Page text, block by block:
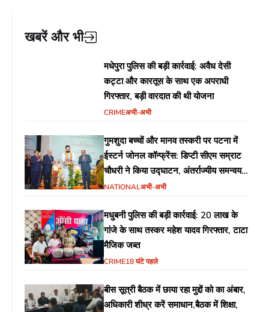
खबरें और भी
मधेपुरा पुलिस की बड़ी कार्रवाई: अवैध देसी
कट्टा और कारतूस के साथ एक अपराधी
गिरफ्तार, बड़ी वारदात की थी योजना
CRIMEअभी-अभी
गुमशुदा बच्चों और मानव तस्करी पर पटना में
ईस्टर्न जोनल कॉन्फ्रेंस: डिप्टी सीएम सम्राट
चौधरी ने किया उद्घाटन, अंतर्राज्यीय समन्वय
पर जोर
NATIONALअभी-अभी
मधुबनी पुलिस की बड़ी कार्रवाई: 20 लाख के
गांजे के साथ तस्कर महेश यादव गिरफ्तार, टाटा
मैजिक जब्त
CRIME18 घंटे पहले
बीस सूत्री बैठक में छाया रहा मुद्दों को का अंबार,
अधिकारी शीध्र करें समाधान,बैठक में शिक्षा,